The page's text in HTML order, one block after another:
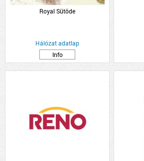
Royal Sütöde
Hálózat adatlap
Info